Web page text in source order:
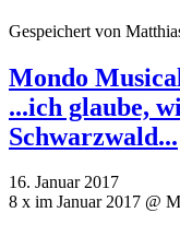
Gespeichert von
Mondo
...ich glaube,
Schwarzwald...
16. Januar 2017
8 x im Januar 2017 @